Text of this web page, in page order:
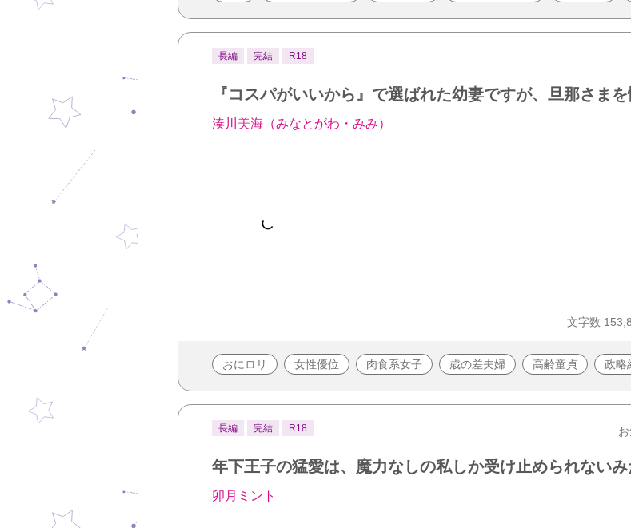
長編 完結 R18
『コスパがいいから』で選ばれた幼妻ですが、旦那さま
湊川美海（みなとがわ・みみ）
文字数
おにロリ 女性優位 肉食系女子 歳の差夫婦 高齢童貞 政略
長編 完結 R18
年下王子の猛愛は、魔力なしの私しか受け止められない
卯月ミント